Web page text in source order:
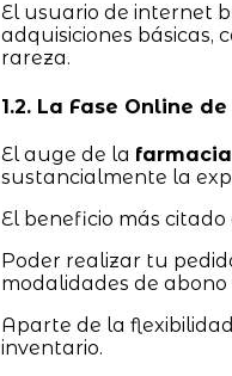
El usuario de internet
adquisiciones básicas,
rareza.
1.2. La Fase Online
El auge de la
sustancialmente la
El beneficio más citado
Poder realizar tu
modalidades de
Aparte de la
inventario.